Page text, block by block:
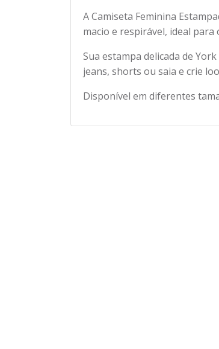
A Camiseta Feminina
macio e respirável, ideal para
Sua estampa delicada de
jeans, shorts ou saia e crie
Disponível em diferentes